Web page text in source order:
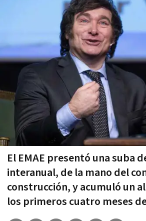
El EMAE presentó una suba
interanual, de la mano del
construcción, y acumuló un
los primeros cuatro meses